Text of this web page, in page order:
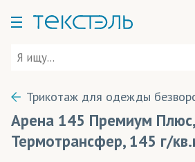
Трикотаж для одежды
Арена 145 Премиум Плюс,
Термотрансфер, 145 г/